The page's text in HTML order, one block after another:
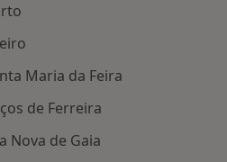
Maria da Feira
de Ferreira
Nova de Gaia